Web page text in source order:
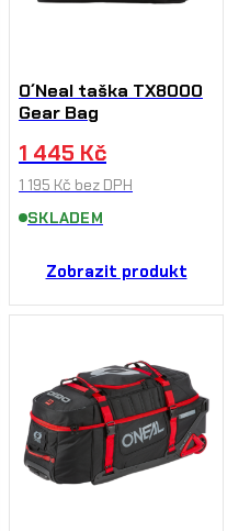
O´Neal taška TX8000
Gear Bag
1 445 Kč
1 195 Kč bez DPH
SKLADEM
Zobrazit produkt